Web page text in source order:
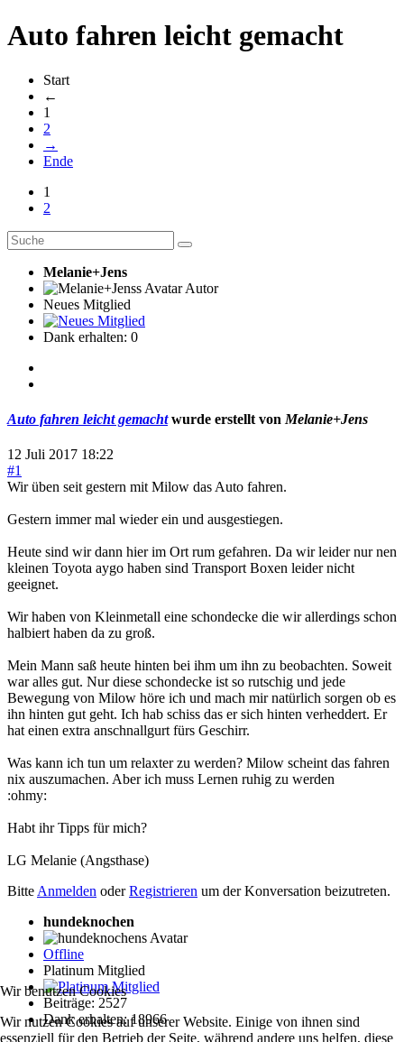
Auto fahren leicht gemacht
Start
←
1
2
→
Ende
1
2
Melanie+Jens
Autor
Neues Mitglied
Dank erhalten: 0
Auto fahren leicht gemachtwurde erstellt von Melanie+Jens
12 Juli 2017 18:22
#1
Wir üben seit gestern mit Milow das Auto fahren.
Gestern immer mal wieder ein und ausgestiegen.
Heute sind wir dann hier im Ort rum gefahren. Da wir leider nur nen
kleinen Toyota aygo haben sind Transport Boxen leider nicht
geeignet.
Wir haben von Kleinmetall eine schondecke die wir allerdings schon
halbiert haben da zu groß.
Mein Mann saß heute hinten bei ihm um ihn zu beobachten. Soweit
war alles gut. Nur diese schondecke ist so rutschig und jede
Bewegung von Milow höre ich und mach mir natürlich sorgen ob es
ihn hinten gut geht. Ich hab schiss das er sich hinten verheddert. Er
hat einen extra anschnallgurt fürs Geschirr.
Was kann ich tun um relaxter zu werden? Milow scheint das fahren
nix auszumachen. Aber ich muss Lernen ruhig zu werden
:ohmy:
Habt ihr Tipps für mich?
LG Melanie (Angsthase)
BitteAnmelden oderRegistrieren um der Konversation beizutreten.
hundeknochen
Offline
Platinum Mitglied
Beiträge: 2527
Dank erhalten: 18966
Wir benutzen Cookies
Wir nutzen Cookies auf unserer Website. Einige von ihnen sind
essenziell für den Betrieb der Seite, während andere uns helfen, diese